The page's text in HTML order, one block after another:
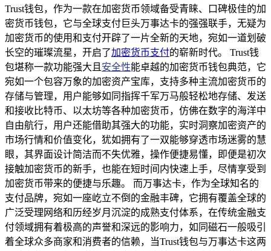
Trust钱包，作为一款在加密货币领域备受青睐、口碑极佳的加
密货币钱包，它与全球支付巨头万事达卡的强强联手，无疑为
加密货币的使用和支付开辟了一片全新的天地，宛如一道划破
长空的璀璨流星，开启了加密货币支付的崭新时代。 Trust钱
包堪称一款功能强大且 安全性能卓越的加密货币钱包典范，它
宛如一个包容万象的加密资产宝库，支持多种主流加密货币的
存储与管理，用户能够如同指挥千军万马般轻松地存储、发送
和接收比特币、以太坊等各种加密货币，仿佛在数字的海洋中
自由航行，用户还能借助其强大的功能，实时洞察加密资产的
市场行情和价值变化，犹如拥有了一双能够穿透市场迷雾的慧
眼，其界面设计简洁而不失优雅，操作便捷易懂，即便是初次
接触加密货币的新手，也能在短时间内快速上手，尽情享受到
加密货币带来的便捷与乐趣。 而万事达卡，作为全球知名的
支付品牌，宛如一座屹立不倒的金融丰碑，它拥有覆盖全球的
广泛受理网络和历经岁月沉淀的成熟支付体系，在传统金融支
付领域拥有着极高的声誉和深远的影响力，如同磁石一般吸引
着全球众多商家和消费者的信赖，当Trust钱包与万事达卡这两